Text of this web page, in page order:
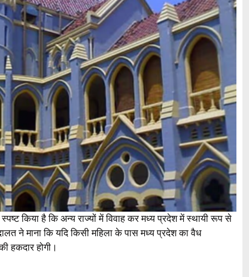
किया है कि अन्य राज्यों में विवाह कर मध्य प्रदेश में स्थायी रूप से
ने माना कि यदि किसी महिला के पास मध्य प्रदेश का वैध
हकदार होगी।